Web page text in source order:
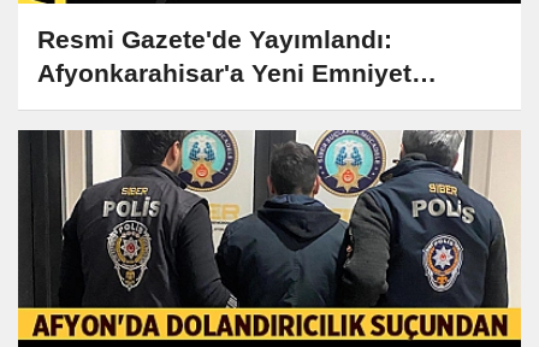
Resmi Gazete'de Yayımlandı:
Afyonkarahisar'a Yeni Emniyet
Müdürü Atandı